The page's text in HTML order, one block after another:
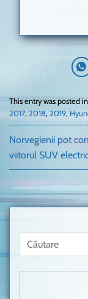
This entry was posted in
2017, 2018, 2019,
Norvegienii pot
viitorul SUV